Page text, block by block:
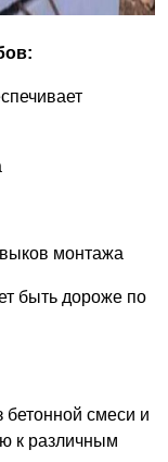
монтажа
быть дороже по
бетонной смеси и
к различным